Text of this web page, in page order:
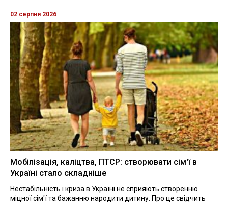
02 серпня 2026
Мобілізація, каліцтва, ПТСР: створювати сім'ї в
Україні стало складніше
Нестабільність і криза в Україні не сприяють створенню
міцної сім'ї та бажанню народити дитину. Про це свідчить